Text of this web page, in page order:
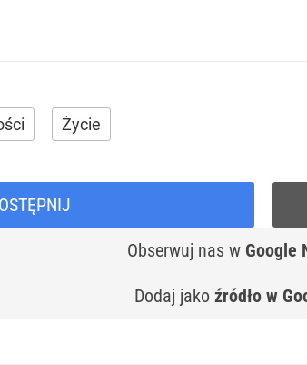
Życie
Obserwuj nas w Google
Dodaj jako źródło w